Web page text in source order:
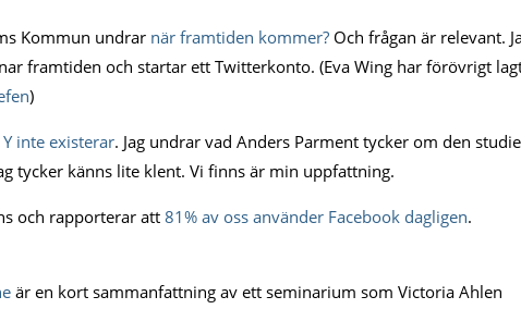
Kommun undrar när framtiden kommer? Och frågan är relevant.
framtiden och startar ett Twitterkonto. (Eva Wing har förövrigt
)
inte existerar. Jag undrar vad Anders Parment tycker om den
tycker känns lite klent. Vi finns är min uppfattning.
och rapporterar att 81% av oss använder Facebook dagligen.
är en kort sammanfattning av ett seminarium som Victoria Ahlen